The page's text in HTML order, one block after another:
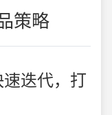
策略
迭代，打